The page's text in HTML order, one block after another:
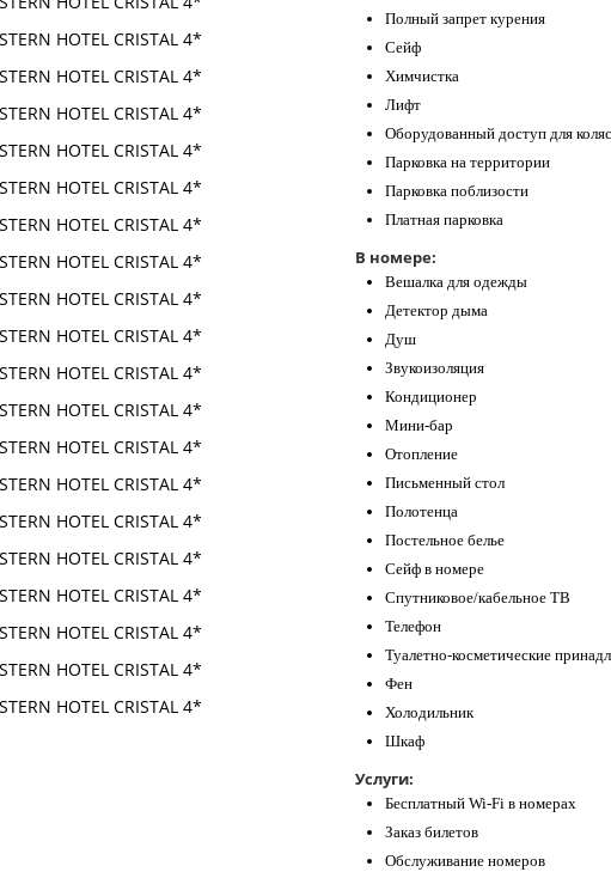
Полный запрет курения
Сейф
Химчистка
Лифт
Оборудованный доступ для
Парковка на территории
Парковка поблизости
Платная парковка
В номере:
Вешалка для одежды
Детектор дыма
Душ
Звукоизоляция
Кондиционер
Мини-бар
Отопление
Письменный стол
Полотенца
Постельное белье
Сейф в номере
Спутниковое/кабельное ТВ
Телефон
Туалетно-косметические
Фен
Холодильник
Шкаф
Услуги:
Бесплатный Wi-Fi в номерах
Заказ билетов
Обслуживание номеров